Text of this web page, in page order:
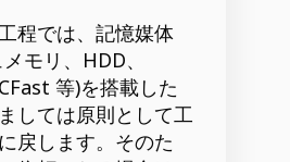
程では、記憶媒体
モリ、HDD、
等)を搭載した
しては原則として工
戻します。そのた